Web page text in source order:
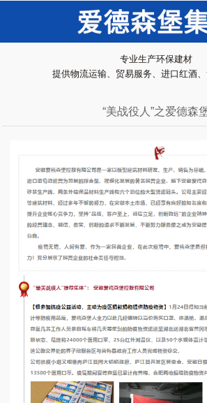
专业生产环保建材
提供物流运输、贸易服务、进口红酒
“美战役人”之爱德森